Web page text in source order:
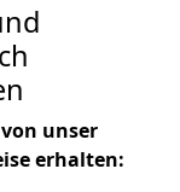
unser
erhalten: